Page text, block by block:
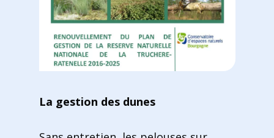
La gestion des dunes